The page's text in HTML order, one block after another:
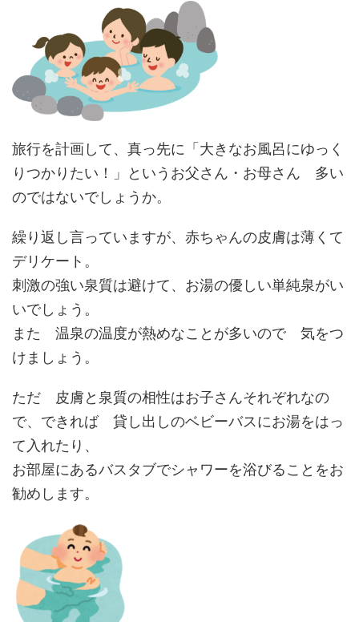
旅行を計画して、真っ先に「大きなお風呂にゆっく
りつかりたい！」というお父さん・お母さん 多い
のではないでしょうか。
繰り返し言っていますが、赤ちゃんの皮膚は薄くて
デリケート。
刺激の強い泉質は避けて、お湯の優しい単純泉がい
いでしょう。
また 温泉の温度が熱めなことが多いので 気をつ
けましょう。
ただ 皮膚と泉質の相性はお子さんそれぞれなの
で、できれば 貸し出しのベビーバスにお湯をはっ
て入れたり、
お部屋にあるバスタブでシャワーを浴びることをお
勧めします。